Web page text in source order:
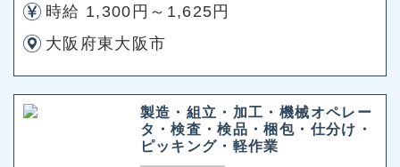
時給 1,300円～1,625円
大阪府東大阪市
製造・組立・加工・機械オペレー
タ・検査・検品・梱包・仕分け・
ピッキング・軽作業